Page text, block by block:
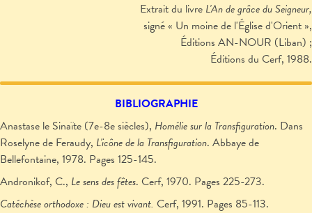
Extrait du livre L'An de grâce du Seigneur,
signé « Un moine de l'Église d'Orient »,
Éditions AN-NOUR (Liban) ;
Éditions du Cerf, 1988.
BIBLIOGRAPHIE
Anastase le Sinaïte (7e-8e siècles), Homélie sur la Transfiguration. Dans
Roselyne de Feraudy, L'icône de la Transfiguration. Abbaye de
Bellefontaine, 1978. Pages 125-145.
Andronikof, C., Le sens des fêtes. Cerf, 1970. Pages 225-273.
Catéchèse orthodoxe : Dieu est vivant. Cerf, 1991. Pages 85-113.